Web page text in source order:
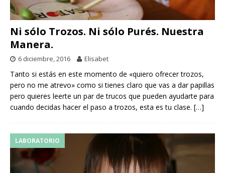
Ni sólo Trozos. Ni sólo Purés. Nuestra
Manera.
6 diciembre, 2016 Elisabet
Tanto si estás en este momento de «quiero ofrecer trozos,
pero no me atrevo» como si tienes claro que vas a dar papillas
pero quieres leerte un par de trucos que pueden ayudarte para
cuando decidas hacer el paso a trozos, esta es tu clase. […]
LABORATORIO